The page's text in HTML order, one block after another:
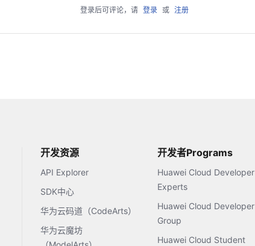
登录后可评论，请 登录 或 注册
开发资源
API Explorer
SDK中心
华为云码道（CodeArts）
华为云魔坊
开发者Programs
Huawei Cloud Developer
Experts
Huawei Cloud Developer
Group
Huawei Cloud Student